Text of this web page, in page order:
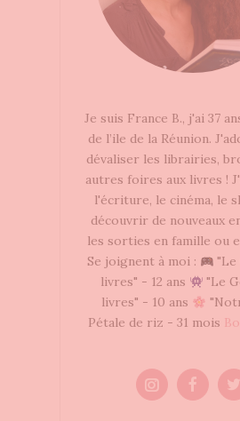
Je suis France B., j'ai 37
de l’ile de la Réunion.
dévaliser les librairies,
autres foires aux livres !
l'écriture, le cinéma, le
découvrir de nouveaux
les sorties en famille ou
Se joignent à moi :
"Le
livres" - 12 ans
"Le
livres" - 10 ans
Pétale de riz - 31 mois